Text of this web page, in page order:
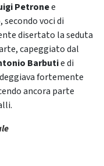
Petronee
voci di
disertato la seduta
capeggiato dal
Barbutie di
fortemente
ancora parte